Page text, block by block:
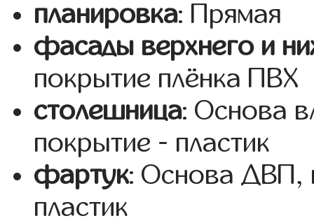
планировка: Прямая
фасады верхнего и
покрытие плёнка ПВХ
столешница: Основа
покрытие - пластик
фартук: Основа ДВП,
пластик